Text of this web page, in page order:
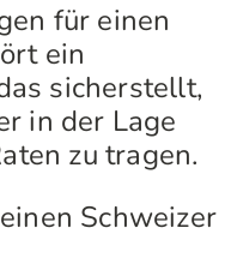
für einen
ein
sicherstellt,
in der Lage
zu tragen.
Schweizer